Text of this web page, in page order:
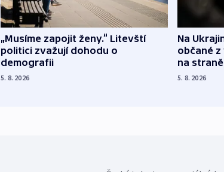
„Musíme zapojit ženy.“ Litevští
politici zvažují dohodu o
demografii
5. 8. 2026
Na
občané z
na
5. 8. 2026